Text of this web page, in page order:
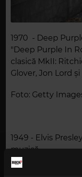
1970 - Deep
"Deep Purple In
clasică MkII:
Glover, Jon Lord
Foto: Getty
1949 - Elvis
muzică.